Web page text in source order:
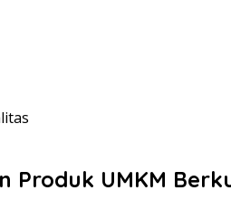
Produk UMKM